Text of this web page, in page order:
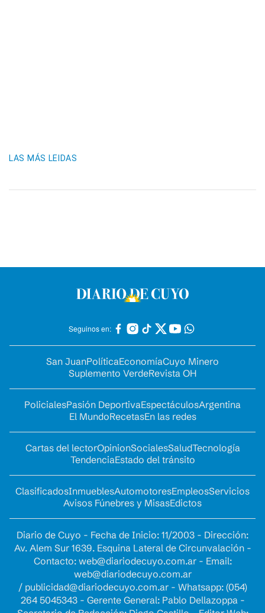
LAS MÁS LEIDAS
Seguinos en:
San JuanPolíticaEconomíaCuyo Minero
Suplemento VerdeRevista OH
PolicialesPasión DeportivaEspectáculosArgentina
El MundoRecetasEn las redes
Cartas del lectorOpinionSocialesSaludTecnología
TendenciaEstado del tránsito
ClasificadosInmueblesAutomotoresEmpleosServicios
Avisos Fúnebres y MisasEdictos
Diario de Cuyo - Fecha de Inicio: 11/2003 - Dirección:
Av. Alem Sur 1639. Esquina Lateral de Circunvalación -
Contacto: web@diariodecuyo.com.ar- Email:
web@diariodecuyo.com.ar
/ publicidad@diariodecuyo.com.ar- Whatsapp: (054)
264 5045343 - Gerente General: Pablo Dellazoppa -